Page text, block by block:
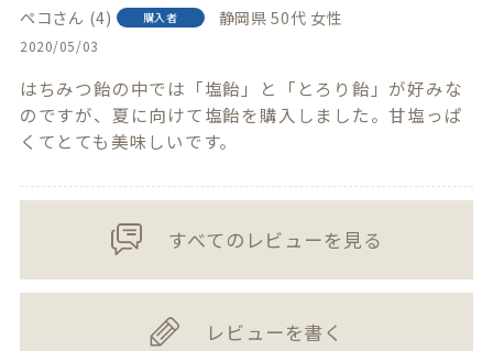
ペコ 4 購入者 静岡県 50代 女性
2020/05/03
はちみつ飴の中では「塩飴」と「とろり飴」が好みな
のですが、夏に向けて塩飴を購入しました。甘塩っぱ
くてとても美味しいです。
すべてのレビューを見る
レビューを書く